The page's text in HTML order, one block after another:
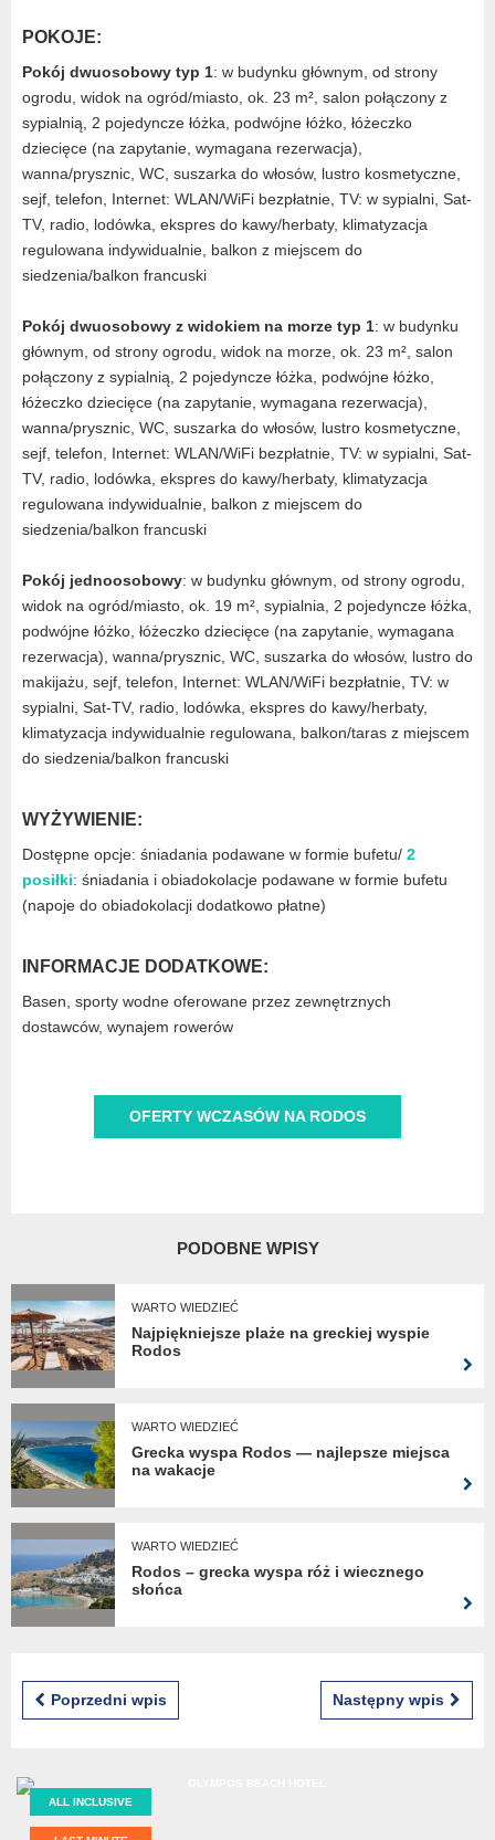
POKOJE:
Pokój dwuosobowy typ 1: w budynku głównym, od strony
ogrodu, widok na ogród/miasto, ok. 23 m², salon połączony z
sypialnią, 2 pojedyncze łóżka, podwójne łóżko, łóżeczko
dziecięce (na zapytanie, wymagana rezerwacja),
wanna/prysznic, WC, suszarka do włosów, lustro kosmetyczne,
sejf, telefon, Internet: WLAN/WiFi bezpłatnie, TV: w sypialni, Sat-
TV, radio, lodówka, ekspres do kawy/herbaty, klimatyzacja
regulowana indywidualnie, balkon z miejscem do
siedzenia/balkon francuski
Pokój dwuosobowy z widokiem na morze typ 1: w budynku
głównym, od strony ogrodu, widok na morze, ok. 23 m², salon
połączony z sypialnią, 2 pojedyncze łóżka, podwójne łóżko,
łóżeczko dziecięce (na zapytanie, wymagana rezerwacja),
wanna/prysznic, WC, suszarka do włosów, lustro kosmetyczne,
sejf, telefon, Internet: WLAN/WiFi bezpłatnie, TV: w sypialni, Sat-
TV, radio, lodówka, ekspres do kawy/herbaty, klimatyzacja
regulowana indywidualnie, balkon z miejscem do
siedzenia/balkon francuski
Pokój jednoosobowy: w budynku głównym, od strony ogrodu,
widok na ogród/miasto, ok. 19 m², sypialnia, 2 pojedyncze łóżka,
podwójne łóżko, łóżeczko dziecięce (na zapytanie, wymagana
rezerwacja), wanna/prysznic, WC, suszarka do włosów, lustro do
makijażu, sejf, telefon, Internet: WLAN/WiFi bezpłatnie, TV: w
sypialni, Sat-TV, radio, lodówka, ekspres do kawy/herbaty,
klimatyzacja indywidualnie regulowana, balkon/taras z miejscem
do siedzenia/balkon francuski
WYŻYWIENIE:
Dostępne opcje: śniadania podawane w formie bufetu/ 2
posiłki: śniadania i obiadokolacje podawane w formie bufetu
(napoje do obiadokolacji dodatkowo płatne)
INFORMACJE DODATKOWE:
Basen, sporty wodne oferowane przez zewnętrznych
dostawców, wynajem rowerów
OFERTY WCZASÓW NA RODOS
PODOBNE WPISY
WARTO WIEDZIEĆ
Najpiękniejsze plaże na greckiej wyspie
Rodos
WARTO WIEDZIEĆ
Grecka wyspa Rodos — najlepsze miejsca
na wakacje
WARTO WIEDZIEĆ
Rodos – grecka wyspa róż i wiecznego
słońca
Poprzedni wpis Następny wpis
ALL INCLUSIVE